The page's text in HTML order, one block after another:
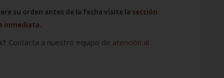
su orden antes de la fecha visite la sección
inmediata.
Contacta a nuestro equipo de atención al